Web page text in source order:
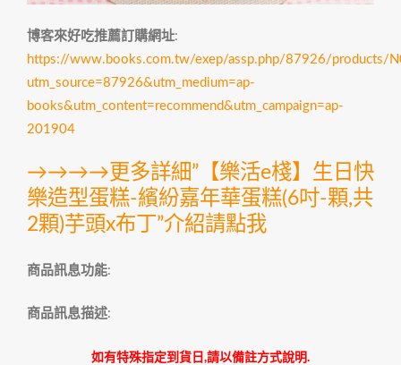
博客來好吃推薦訂購網址:
https://www.books.com.tw/exep/assp.php/87926/products/
utm_source=87926&utm_medium=ap-
books&utm_content=recommend&utm_campaign=ap-
201904
→→→→更多詳細”【樂活e棧】生日快
樂造型蛋糕-繽紛嘉年華蛋糕(6吋-顆,共
2顆)芋頭x布丁”介紹請點我
商品訊息功能:
商品訊息描述:
如有特殊指定到貨日,請以備註方式說明.